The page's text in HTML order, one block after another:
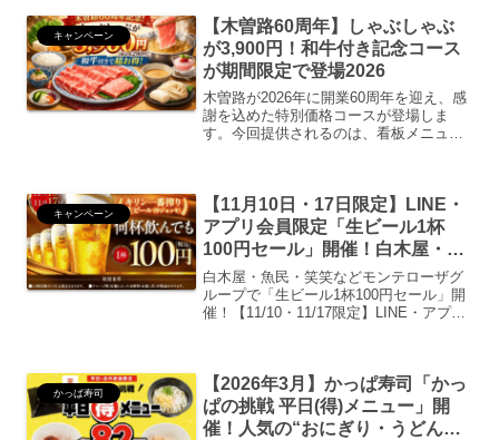
キャンペーン
【木曽路60周年】しゃぶしゃぶ
が3,900円！和牛付き記念コース
が期間限定で登場2026
木曽路が2026年に開業60周年を迎え、感
謝を込めた特別価格コースが登場しま
す。今回提供されるのは、看板メニュー
曽路の味を気軽...
キャンペーン
【11月10日・17日限定】LINE・
アプリ会員限定「生ビール1杯
100円セール」開催！白木屋・魚
民・笑笑などモンテローザグルー
プで乾杯しよう！
白木屋・魚民・笑笑などモンテローザグ
ループで「生ビール1杯100円セール」開
催！【11/10・11/17限定】LINE・アプリ
かっぱ寿司
【2026年3月】かっぱ寿司「かっ
ぱの挑戦 平日(得)メニュー」開
催！人気の“おにぎり・うどん・